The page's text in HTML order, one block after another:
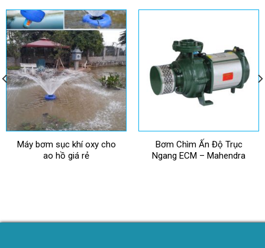
Máy bơm sục khí oxy cho
ao hồ giá rẻ
Bơm Chìm Ấn Độ Trục
Ngang ECM – Mahendra